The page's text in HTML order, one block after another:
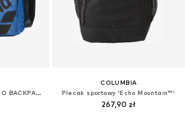
Plecak sportowy 'ONE GO BACKPACK 45L'
COLUMBIA
Plecak sportowy 'Echo Mountain™'
267,90 zł